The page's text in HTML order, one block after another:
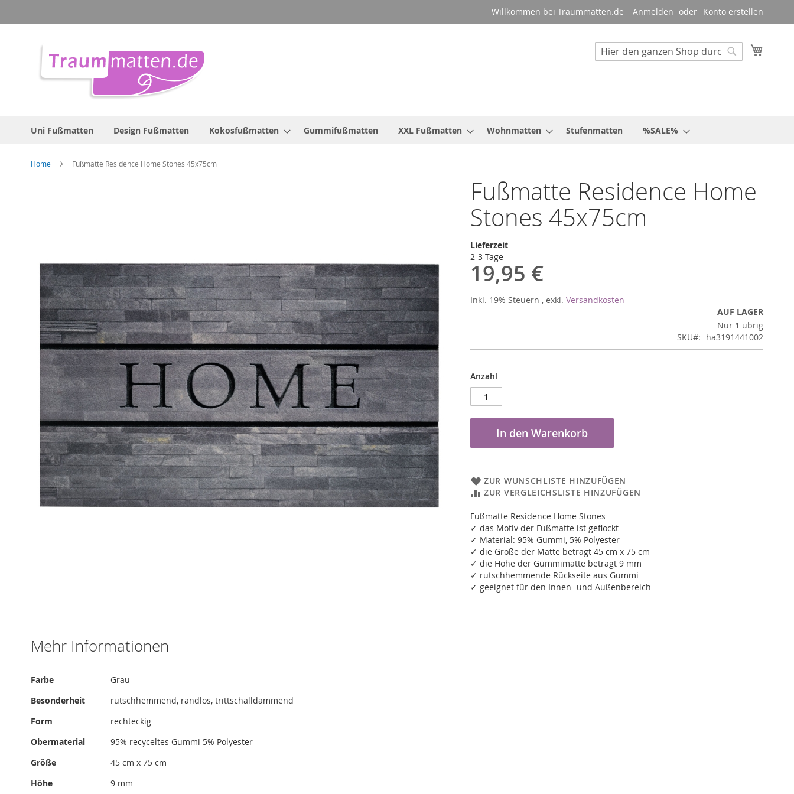
zum
Willkommen bei Traummatten.de Anmelden Konto erstellen
Suche
Uni Fußmatten Design Fußmatten Kokosfußmatten Gummifußmatten XXL Fußmatten Wohnmatten Stufenmatten %SALE%
Home Fußmatte Residence Home Stones 45x75cm
Fußmatte Residence Home
Stones 45x75cm
Lieferzeit
2-3 Tage
19,95 €
Inkl. 19% Steuern , exkl. Versandkosten
AUF LAGER
Nur 1 übrig
SKU
ha3191441002
Anzahl
In den Warenkorb
ZUR WUNSCHLISTE HINZUFÜGEN
ZUR VERGLEICHSLISTE HINZUFÜGEN
Fußmatte Residence Home Stones
✓ das Motiv der Fußmatte ist geflockt
✓ Material: 95% Gummi, 5% Polyester
✓ die Größe der Matte beträgt 45 cm x 75 cm
✓ die Höhe der Gummimatte beträgt 9 mm
✓ rutschhemmende Rückseite aus Gummi
✓ geeignet für den Innen- und Außenbereich
springen
Mehr Informationen
Mehr
Farbe
Grau
Besonderheit
rutschhemmend, randlos, trittschalldämmend
Form
rechteckig
Obermaterial
95% recyceltes Gummi 5% Polyester
Größe
45 cm x 75 cm
Höhe
9 mm